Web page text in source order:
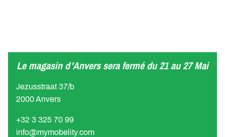
Le magasin d'Anvers sera fermé du 21 au 27 Mai
Jezusstraat 37/b
2000 Anvers
+32 3 325 70 99
info@mymobelity.com